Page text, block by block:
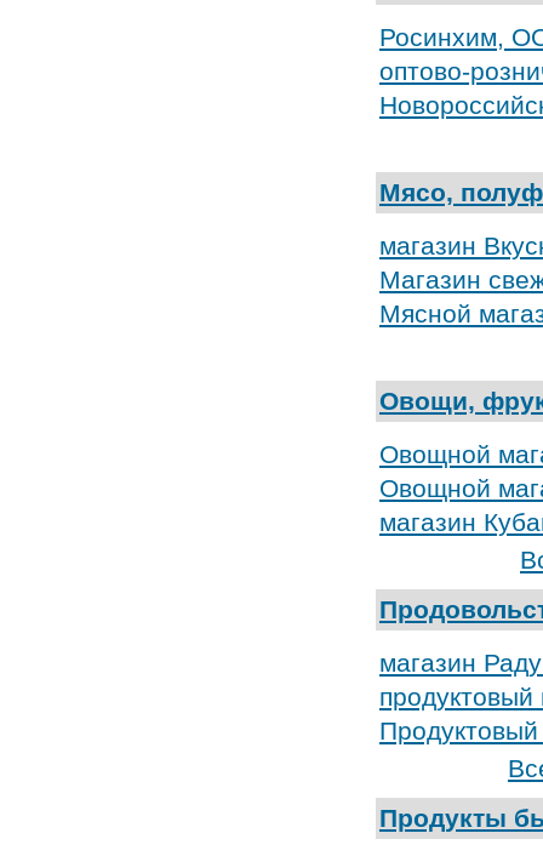
Росинхим,
оптово-
Мясо,
магазин
Магазин
Мясной
Овощи,
Овощной
Овощной
магазин
магазин
продуктовый
Продукты